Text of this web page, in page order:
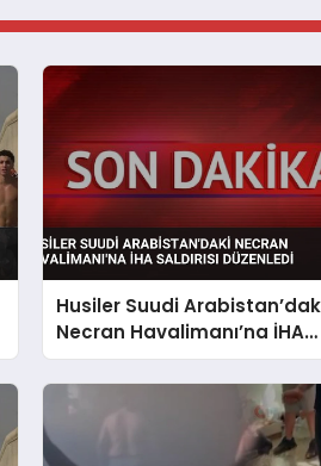
Husiler Suudi
Necran Havalimanı’na İHA
Saldırısı Düzenledi